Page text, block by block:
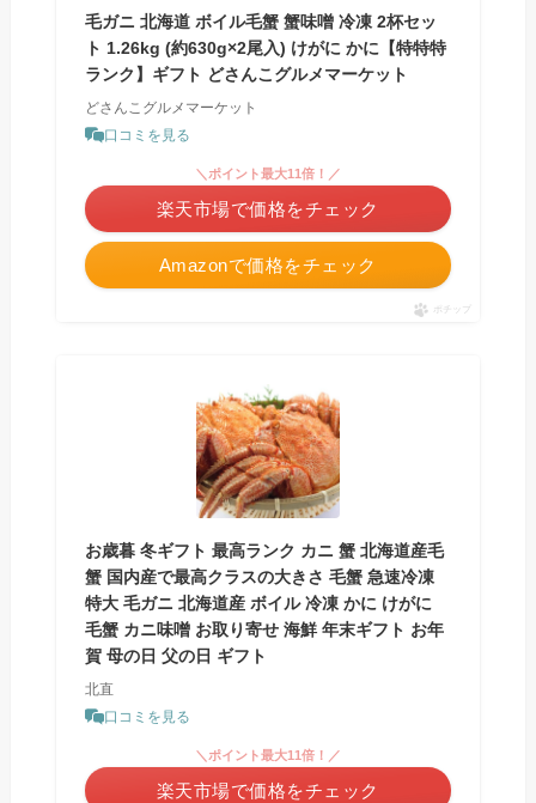
毛ガニ 北海道 ボイル毛蟹 蟹味噌 冷凍 2杯セッ
ト 1.26kg (約630g×2尾入) けがに かに【特特特
ランク】ギフト どさんこグルメマーケット
どさんこグルメマーケット
口コミを見る
Amazonで価格をチェック
＼ポイント最大11倍！／
楽天市場で価格をチェック
ポチップ
お歳暮 冬ギフト 最高ランク カニ 蟹 北海道産毛
蟹 国内産で最高クラスの大きさ 毛蟹 急速冷凍
特大 毛ガニ 北海道産 ボイル 冷凍 かに けがに
毛蟹 カニ味噌 お取り寄せ 海鮮 年末ギフト お年
賀 母の日 父の日 ギフト
北直
口コミを見る
＼ポイント最大11倍！／
楽天市場で価格をチェック